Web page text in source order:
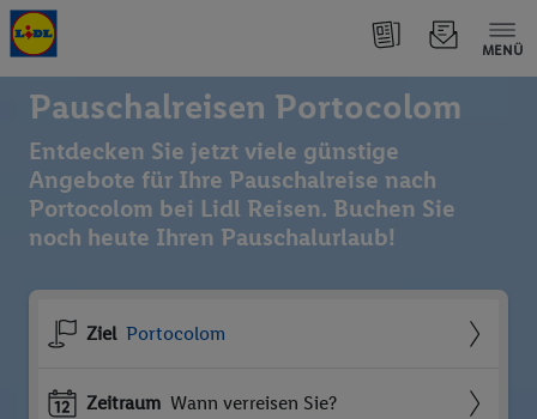
MENÜ
Pauschalreisen Portocolom
Entdecken Sie jetzt viele günstige
Angebote für Ihre Pauschalreise nach
Portocolom bei Lidl Reisen. Buchen Sie
noch heute Ihren Pauschalurlaub!
Ziel Portocolom
Zeitraum Wann verreisen Sie?